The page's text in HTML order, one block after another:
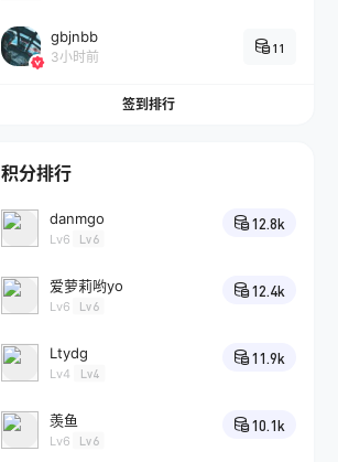
gbjnbb
3小时前
11
签到排行
积分排行
danmgo
Lv6 Lv6
12.8k
爱萝莉哟yo
Lv6 Lv6
12.4k
Ltydg
Lv4 Lv4
11.9k
羡鱼
Lv6 Lv6
10.1k